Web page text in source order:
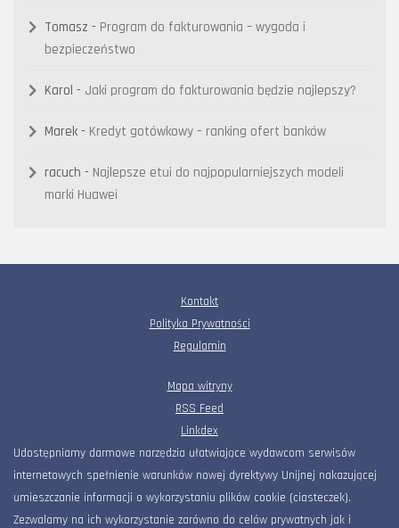
Tomasz - Program do fakturowania – wygoda i
bezpieczeństwo
Karol - Jaki program do fakturowania będzie najlepszy?
Marek - Kredyt gotówkowy – ranking ofert banków
racuch - Najlepsze etui do najpopularniejszych modeli
marki Huawei
Kontakt
Polityka Prywatności
Regulamin
Mapa witryny
RSS Feed
Linkdex
Udostępniamy darmowe narzędzia ułatwiające wydawcom serwisów
internetowych spełnienie warunków nowej dyrektywy Unijnej nakazującej
umieszczanie informacji o wykorzystaniu plików cookie (ciasteczek).
Zezwalamy na ich wykorzystanie zarówno do celów prywatnych jak i